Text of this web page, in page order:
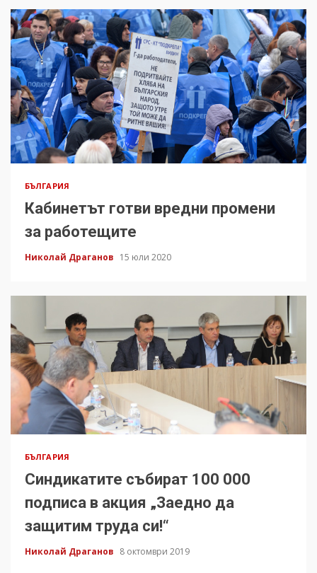
БЪЛГАРИЯ
Кабинетът готви вредни промени
за работещите
Николай Драганов 15 юли 2020
БЪЛГАРИЯ
Синдикатите събират 100 000
подписа в акция „Заедно да
защитим труда си!“
Николай Драганов 8 октомври 2019